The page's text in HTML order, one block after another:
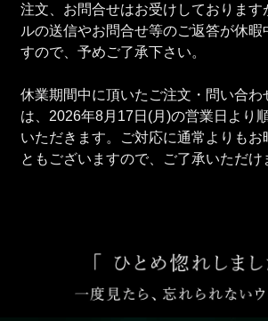
注文、お問合せはお受けしております
ルの送信やお問合せ等のご返答が休暇
すので、予めご了承下さい。
休業期間中に頂いたご注文・問い合わ
は、2026年8月17日(月)の営業日より
いただきます。ご対応に通常よりもお
ともございますので、ご了承いただけ